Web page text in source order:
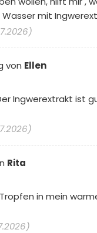
mit
von Ellen
Ingwerextrakt ist
Rita
in mein